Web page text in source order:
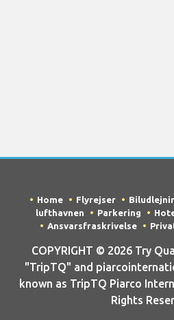
Home Flyrejser
lufthavnen
Parkering
Ansvarsfraskrivelse
COPYRIGHT © 2026 Try
"TripTQ" and
known as TripTQ Piarco
Rights